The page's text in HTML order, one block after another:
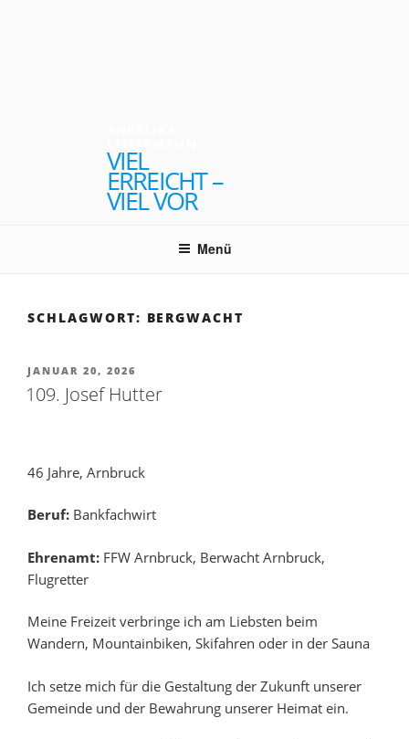
VIEL
ERREICHT –
VIEL VOR
Menü
SCHLAGWORT: BERGWACHT
VERÖFFENTLICHT
AM
JANUAR 20, 2026
109. Josef Hutter
46 Jahre, Arnbruck
Beruf: Bankfachwirt
Ehrenamt: FFW Arnbruck, Berwacht Arnbruck,
Flugretter
Meine Freizeit verbringe ich am Liebsten beim
Wandern, Mountainbiken, Skifahren oder in der Sauna
Ich setze mich für die Gestaltung der Zukunft unserer
Gemeinde und der Bewahrung unserer Heimat ein.